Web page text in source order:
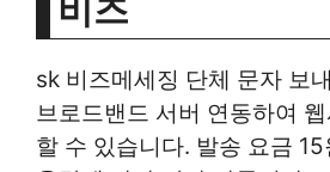
비즈
sk 비즈메세징 단체 문자 보
브로드밴드 서버 연동하여
할 수 있습니다. 발송 요금